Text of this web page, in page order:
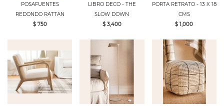
POSAFUENTES
REDONDO RATTAN
$ 750
LIBRO DECO - THE
SLOW DOWN
$ 3,400
PORTA RETRATO - 13 X 18
CMS
$ 1,000